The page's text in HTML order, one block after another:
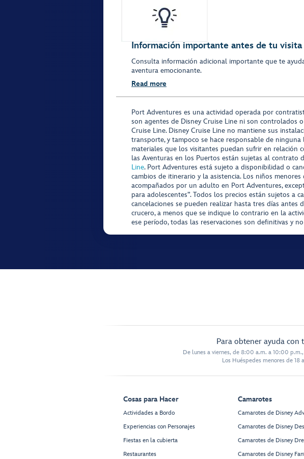
Información importante antes de tu visita
Consulta información adicional importante que te
aventura emocionante.
Read more
Port Adventures es una actividad operada por
son agentes de Disney Cruise Line ni son controlados
Cruise Line. Disney Cruise Line no mantiene sus
transporte, y tampoco se hace responsable de ninguna
materiales que los visitantes puedan sufrir en relación
las Aventuras en los Puertos están sujetas al contrato
Line. Port Adventures está sujeto a disponibilidad o
cambios de itinerario y la asistencia. Los niños
acompañados por un adulto en Port Adventures,
para adolescentes”. Todos los precios están sujetos a
cancelaciones se pueden realizar hasta tres días antes
crucero, a menos que se indique lo contrario en la
ese período, todas las reservaciones son definitivas y
Para obtener ayuda con
De lunes a viernes, de 8:00 a.m. a 10:00
Los Huéspedes menores de
Cosas para Hacer
Actividades a Bordo
Experiencias con Personajes
Fiestas en la cubierta
Restaurantes
Camarotes
Camarotes de Disney
Camarotes de Disney
Camarotes de Disney
Camarotes de Disney